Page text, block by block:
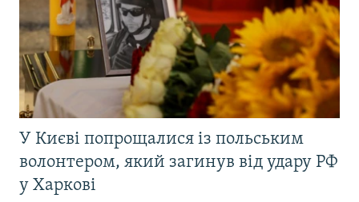
У Києві попрощалися із польським
волонтером, який загинув від удару РФ
у Харкові